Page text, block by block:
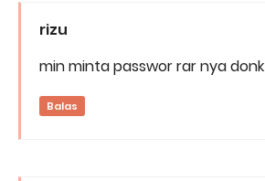
rizu
min minta passwor rar nya donk
Balas